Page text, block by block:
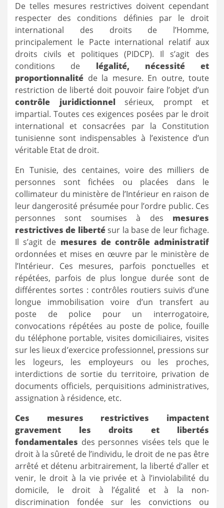
De telles mesures restrictives doivent cependant
respecter des conditions définies par le droit
international des droits de l’Homme,
principalement le Pacte international relatif aux
droits civils et politiques (PIDCP). Il s’agit des
conditions de légalité, nécessité et
proportionnalité de la mesure. En outre, toute
restriction de liberté doit pouvoir faire l’objet d’un
contrôle juridictionnel sérieux, prompt et
impartial. Toutes ces exigences posées par le droit
international et consacrées par la Constitution
tunisienne sont indispensables à l’existence d’un
véritable Etat de droit.
En Tunisie, des centaines, voire des milliers de
personnes sont fichées ou placées dans le
collimateur du ministère de l’Intérieur en raison de
leur dangerosité présumée pour l’ordre public. Ces
personnes sont soumises à des mesures
restrictives de libertésur la base de leur fichage.
Il s’agit de mesures de contrôle administratif
ordonnées et mises en œuvre par le ministère de
l’Intérieur. Ces mesures, parfois ponctuelles et
répétées, parfois de plus longue durée sont de
différentes sortes : contrôles routiers suivis d’une
longue immobilisation voire d’un transfert au
poste de police pour un interrogatoire,
convocations répétées au poste de police, fouille
du téléphone portable, visites domiciliaires, visites
sur les lieux d’exercice professionnel, pressions sur
les logeurs, les employeurs ou les proches,
interdictions de sortie du territoire, privation de
documents officiels, perquisitions administratives,
assignation à résidence, etc.
Ces mesures restrictives impactent
gravement les droits et libertés
fondamentales des personnes visées tels que le
droit à la sûreté de l’individu, le droit de ne pas être
arrêté et détenu arbitrairement, la liberté d’aller et
venir, le droit à la vie privée et à l’inviolabilité du
domicile, le droit à l’égalité et à la non-
discrimination fondée sur les convictions ou